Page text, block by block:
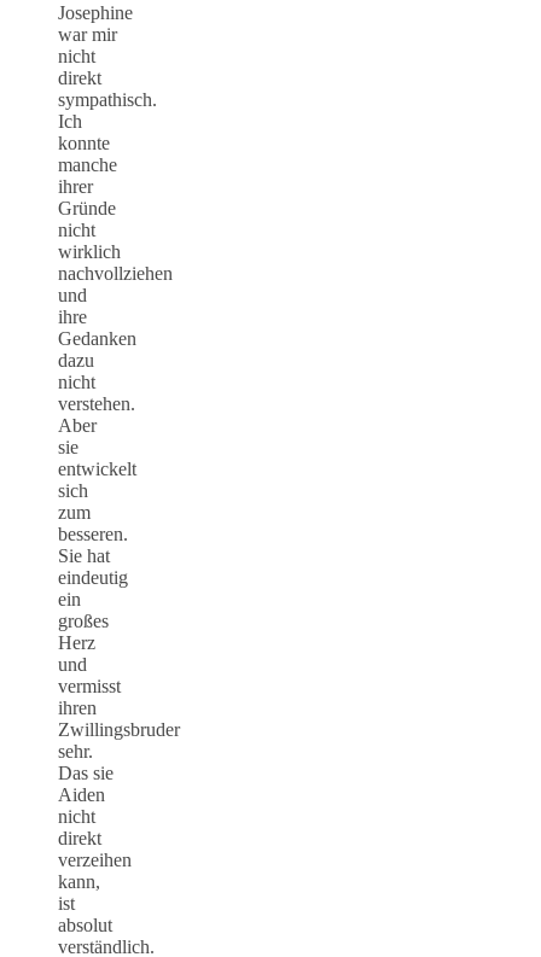
Josephine
war mir
nicht
direkt
sympathisch.
Ich
konnte
manche
ihrer
Gründe
nicht
wirklich
nachvollziehen
und
ihre
Gedanken
dazu
nicht
verstehen.
Aber
sie
entwickelt
sich
zum
besseren.
Sie hat
eindeutig
ein
großes
Herz
und
vermisst
ihren
Zwillingsbruder
sehr.
Das sie
Aiden
nicht
direkt
verzeihen
kann,
ist
absolut
verständlich.